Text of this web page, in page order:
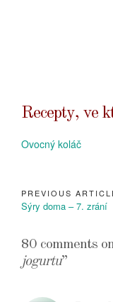
Recepty, ve
Ovocný koláč
Navigace
pro
příspěvek
PREVIOUS
Previous
Sýry doma – 7. zrání
80 comments
jogurtu”